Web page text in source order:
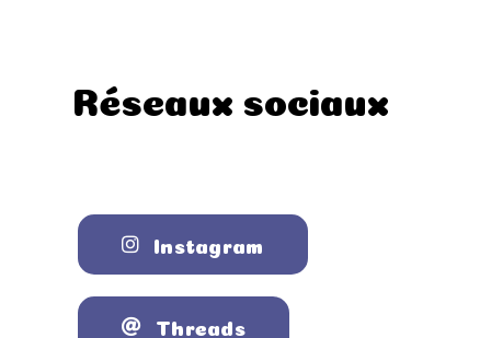
Réseaux sociaux
Instagram
Threads